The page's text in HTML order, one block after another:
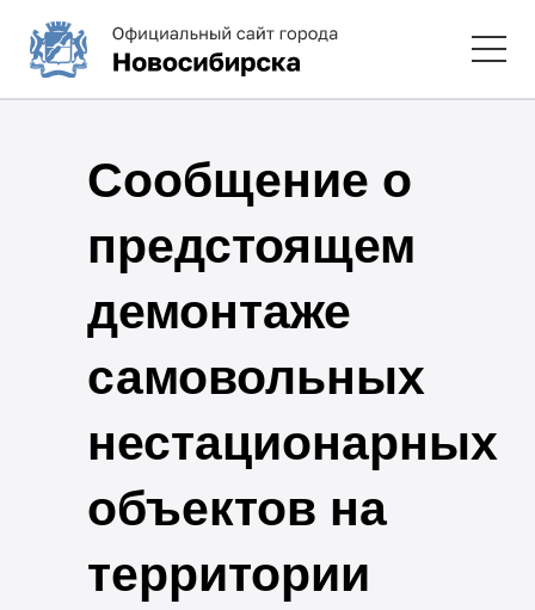
Сообщение о
предстоящем
демонтаже
самовольных
нестационарных
объектов на
территории